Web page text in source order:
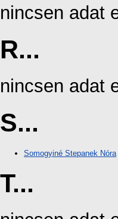
nincsen adat
R...
nincsen adat
S...
Somogyiné Stepanek Nóra
T...